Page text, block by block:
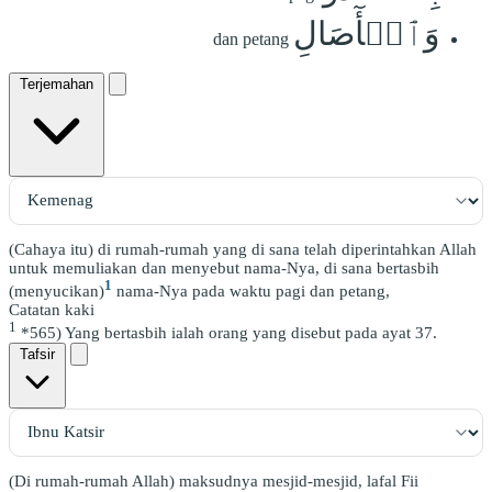
وَٱلۡأٓصَالِ dan petang
Terjemahan
(Cahaya itu) di rumah-rumah yang di sana telah diperintahkan Allah
untuk memuliakan dan menyebut nama-Nya, di sana bertasbih
(menyucikan)1 nama-Nya pada waktu pagi dan petang,
Catatan kaki
1 *565) Yang bertasbih ialah orang yang disebut pada ayat 37.
Tafsir
(Di rumah-rumah Allah) maksudnya mesjid-mesjid, lafal Fii